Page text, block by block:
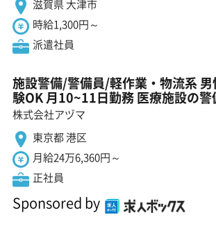
滋賀県 大津市
時給1,300円～
派遣社員
施設警備/警備員/軽作業・物流系
験OK 月10~11日勤務 医療施設の警
株式会社アヅマ
東京都 港区
月給24万6,360円～
正社員
Sponsored by